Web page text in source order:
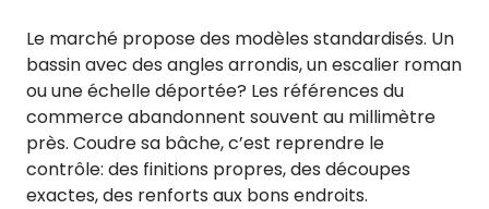
Le marché propose des modèles standardisés. Un
bassin avec des angles arrondis, un escalier roman
ou une échelle déportée? Les références du
commerce abandonnent souvent au millimètre
près. Coudre sa bâche, c’est reprendre le
contrôle: des finitions propres, des découpes
exactes, des renforts aux bons endroits.